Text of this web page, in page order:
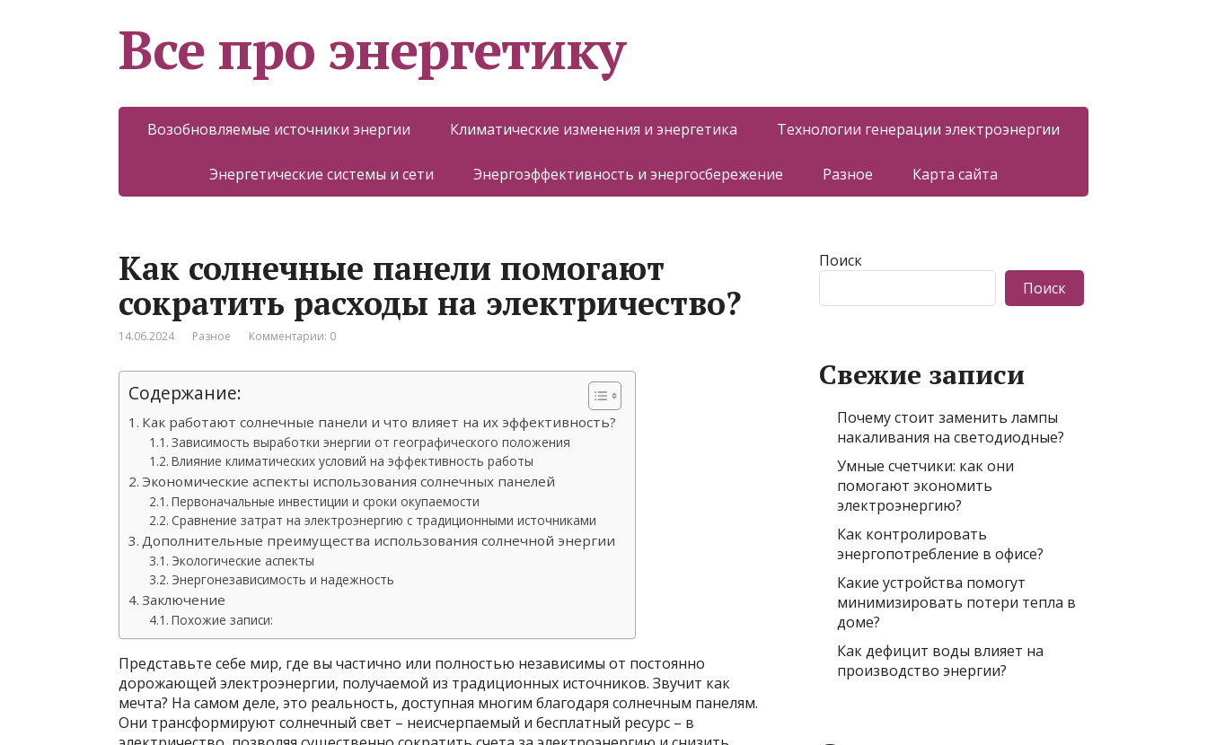
Все про энергетику
Возобновляемые источники энергии Климатические изменения и энергетика Технологии генерации электроэнергии
Энергетические системы и сети Энергоэффективность и энергосбережение Разное Карта сайта
Как солнечные панели помогают
сократить расходы на электричество?
14.06.2024 Разное Комментарии: 0
Содержание:
Как работают солнечные панели и что влияет на их эффективность?
Зависимость выработки энергии от географического положения
Влияние климатических условий на эффективность работы
Экономические аспекты использования солнечных панелей
Первоначальные инвестиции и сроки окупаемости
Сравнение затрат на электроэнергию с традиционными источниками
Дополнительные преимущества использования солнечной энергии
Экологические аспекты
Энергонезависимость и надежность
Заключение
Похожие записи:
Представьте себе мир, где вы частично или полностью независимы от постоянно
дорожающей электроэнергии, получаемой из традиционных источников. Звучит как
мечта? На самом деле, это реальность, доступная многим благодаря солнечным панелям.
Они трансформируют солнечный свет – неисчерпаемый и бесплатный ресурс – в
Поиск
Поиск
Свежие записи
Почему стоит заменить лампы
накаливания на светодиодные?
Умные счетчики: как они
помогают экономить
электроэнергию?
Как контролировать
энергопотребление в офисе?
Какие устройства помогут
минимизировать потери тепла в
доме?
Как дефицит воды влияет на
производство энергии?